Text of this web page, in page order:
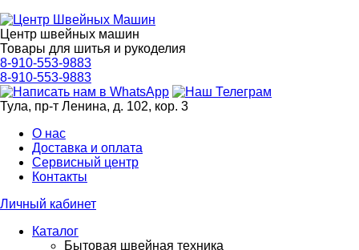
Центр швейных машин
Товары для шитья и рукоделия
8-910-553-9883
8-910-553-9883
Тула, пр-т Ленина, д. 102, кор. 3
О нас
Доставка и оплата
Сервисный центр
Контакты
Личный кабинет
Каталог
Бытовая швейная техника